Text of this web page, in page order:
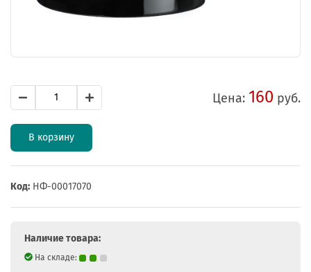
Цена: 160 руб.
В корзину
Код: НФ-00017070
Наличие товара:
На складе: